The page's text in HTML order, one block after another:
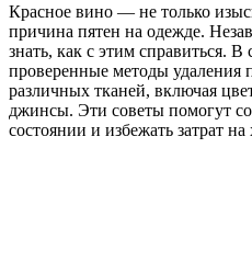
Красное вино — не только
причина пятен на одежде.
знать, как с этим справиться. В
проверенные методы удаления
различных тканей, включая
джинсы. Эти советы помогут
состоянии и избежать затрат на